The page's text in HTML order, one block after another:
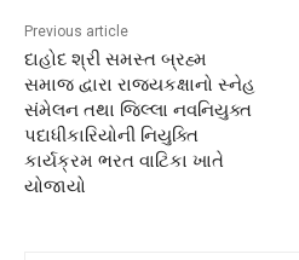
Previous article
દાહોદ શ્રી સમસ્ત બ્રહ્મ
સમાજ દ્વારા રાજ્યકક્ષાનો સ્નેહ
સંમેલન તથા જિલ્લા નવનિયુક્ત
પદાધીકારિયોની નિયુક્તિ
કાર્યક્રમ ભરત વાટિકા ખાતે
યોજાયો